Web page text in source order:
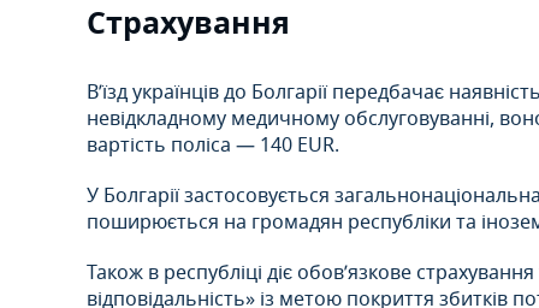
Страхування
В’їзд українців до Болгарії передбачає
невідкладному медичному обслуговуванні,
вартість поліса — 140 EUR.
У Болгарії застосовується
поширюється на громадян республіки та
Також в республіці діє обов’язкове
відповідальність» із метою покриття збитків